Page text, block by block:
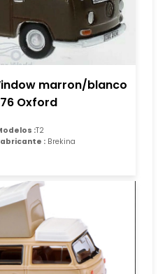
marron/blanco
Oxford
:T2
: Brekina